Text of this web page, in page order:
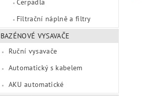
Čerpadla
Filtrační náplně a filtry
BAZÉNOVÉ VYSAVAČE
Ruční vysavače
Automatický s kabelem
AKU automatické